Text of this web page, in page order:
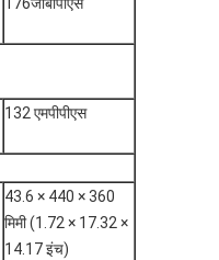
176जीबीपीएस
132 एमपीपीएस
43.6 × 440 × 360
मिमी (1.72 × 17.32 ×
14.17 इंच)